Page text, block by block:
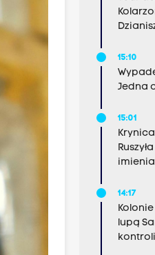
15:10
Jedna
15:01
14:17
lupą